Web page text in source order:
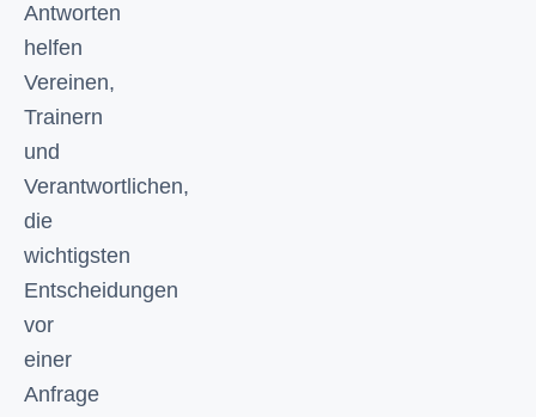
Antworten
helfen
Vereinen,
Trainern
und
Verantwortlichen,
die
wichtigsten
Entscheidungen
vor
einer
Anfrage